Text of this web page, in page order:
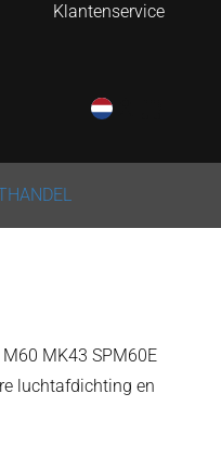
Klantenservice
MK43 SPM60E
luchtafdichting en